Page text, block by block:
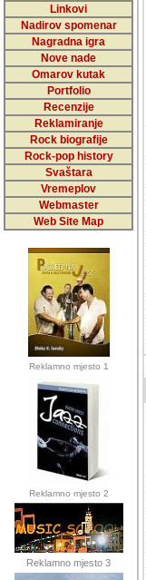
Linkovi
Nadirov spomenar
Nagradna igra
Nove nade
Omarov kutak
Portfolio
Recenzije
Reklamiranje
Rock biografije
Rock-pop history
Svaštara
Vremeplov
Webmaster
Web Site Map
Reklamno mjesto 1
Reklamno mjesto 2
Reklamno mjesto 3